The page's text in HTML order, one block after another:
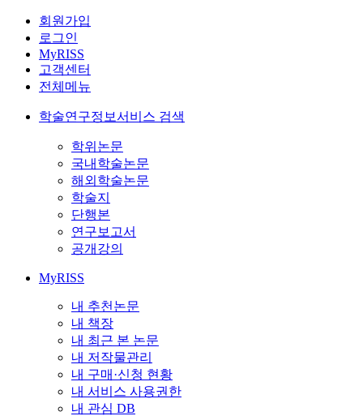
회원가입
로그인
MyRISS
고객센터
전체메뉴
학술연구정보서비스 검색
학위논문
국내학술논문
해외학술논문
학술지
단행본
연구보고서
공개강의
MyRISS
내 추천논문
내 책장
내 최근 본 논문
내 저작물관리
내 구매·신청 현황
내 서비스 사용권한
내 관심 DB